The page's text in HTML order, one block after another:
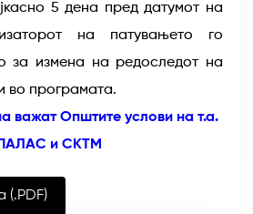
5 дена пред датумот на
на патувањето го
за измена на редоследот на
во програмата.
важат Општите услови на т.а.
и СКТМ
(.PDF)